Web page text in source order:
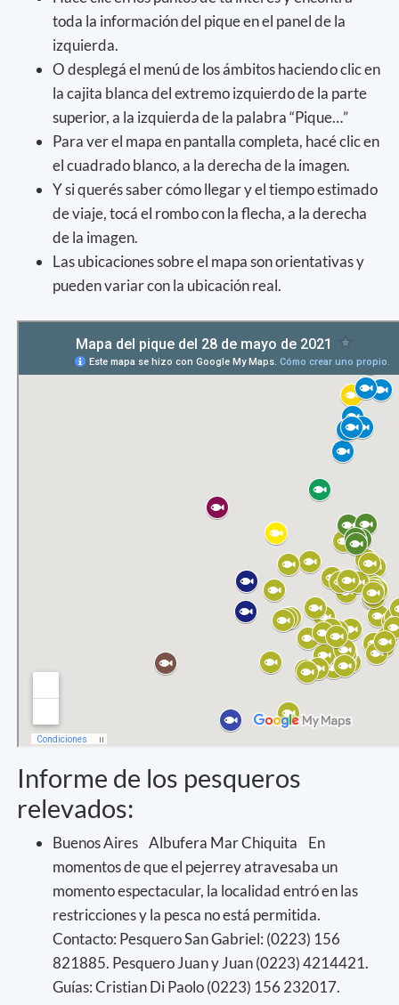
toda la información del pique en el panel de la
izquierda.
O desplegá el menú de los ámbitos haciendo clic en
la cajita blanca del extremo izquierdo de la parte
superior, a la izquierda de la palabra “Pique…”
Para ver el mapa en pantalla completa, hacé clic en
el cuadrado blanco, a la derecha de la imagen.
Y si querés saber cómo llegar y el tiempo estimado
de viaje, tocá el rombo con la flecha, a la derecha
de la imagen.
Las ubicaciones sobre el mapa son orientativas y
pueden variar con la ubicación real.
Informe de los pesqueros
relevados:
Buenos Aires Albufera Mar Chiquita En
momentos de que el pejerrey atravesaba un
momento espectacular, la localidad entró en las
restricciones y la pesca no está permitida.
Contacto: Pesquero San Gabriel: (0223) 156
821885. Pesquero Juan y Juan (0223) 4214421.
Guías: Cristian Di Paolo (0223) 156 232017.